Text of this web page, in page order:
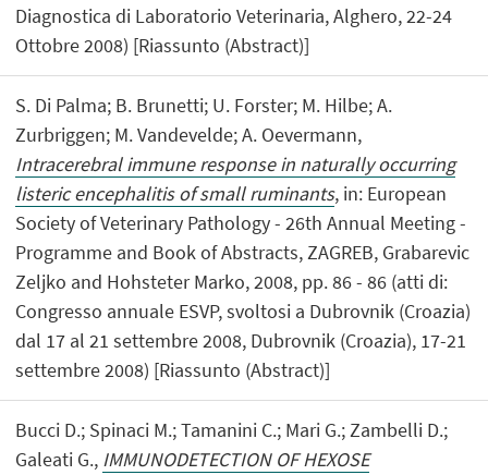
Diagnostica di Laboratorio Veterinaria, Alghero, 22-24
Ottobre 2008) [Riassunto (Abstract)]
S. Di Palma; B. Brunetti; U. Forster; M. Hilbe; A.
Zurbriggen; M. Vandevelde; A. Oevermann,
Intracerebral immune response in naturally occurring
listeric encephalitis of small ruminants, in: European
Society of Veterinary Pathology - 26th Annual Meeting -
Programme and Book of Abstracts, ZAGREB, Grabarevic
Zeljko and Hohsteter Marko, 2008, pp. 86 - 86 (atti di:
Congresso annuale ESVP, svoltosi a Dubrovnik (Croazia)
dal 17 al 21 settembre 2008, Dubrovnik (Croazia), 17-21
settembre 2008) [Riassunto (Abstract)]
Bucci D.; Spinaci M.; Tamanini C.; Mari G.; Zambelli D.;
Galeati G., IMMUNODETECTION OF HEXOSE